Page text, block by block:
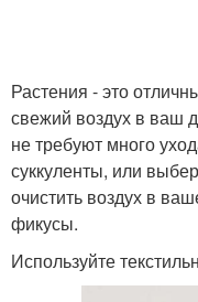
Растения - это
свежий воздух в ваш
не требуют много
суккуленты, или
очистить воздух в
фикусы.
Используйте